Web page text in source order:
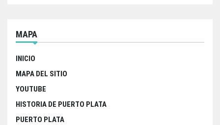
MAPA
INICIO
MAPA DEL SITIO
YOUTUBE
HISTORIA DE PUERTO PLATA
PUERTO PLATA